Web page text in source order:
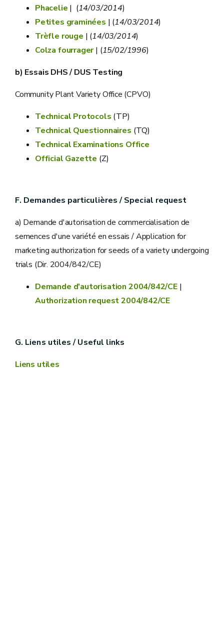
Phacelie | (14/03/2014)
Petites graminées | (14/03/2014)
Trèfle rouge | (14/03/2014)
Colza fourrager| (15/02/1996)
b) Essais DHS / DUS Testing
Community Plant Variety Office (CPVO)
Technical Protocols (TP)
Technical Questionnaires (TQ)
Technical Examinations Office
Official Gazette (Z)
F. Demandes particulières / Special request
a) Demande d'autorisation de commercialisation de
semences d'une variété en essais / Application for
marketing authorization for seeds of a variety undergoing
trials (Dir. 2004/842/CE)
Demande d'autorisation 2004/842/CE|
Authorization request 2004/842/CE
G. Liens utiles / Useful links
Liens utiles